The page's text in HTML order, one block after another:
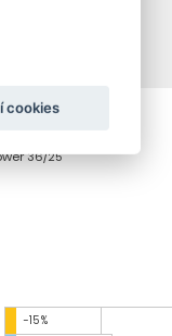
36/25
-15 %
cookies